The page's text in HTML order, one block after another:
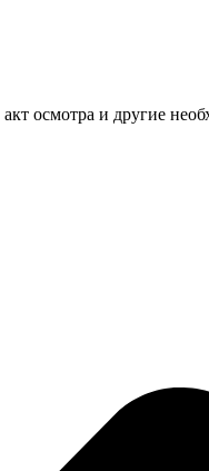
осмотра и другие